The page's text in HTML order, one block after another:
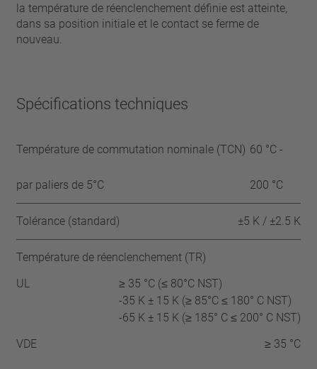
la température de réenclenchement définie est atteinte,
dans sa position initiale et le contact se ferme de
nouveau.
Spécifications techniques
Température de commutation nominale (TCN)
par paliers de 5°C
60 °C -
200 °C
Tolérance (standard) ±5 K / ±2.5 K
Température de réenclenchement (TR)
UL
≥ 35 °C (≤ 80°C NST)
-35 K ± 15 K (≥ 85°C ≤ 180° C NST)
-65 K ± 15 K (≥ 185° C ≤ 200° C NST)
VDE
≥ 35 °C